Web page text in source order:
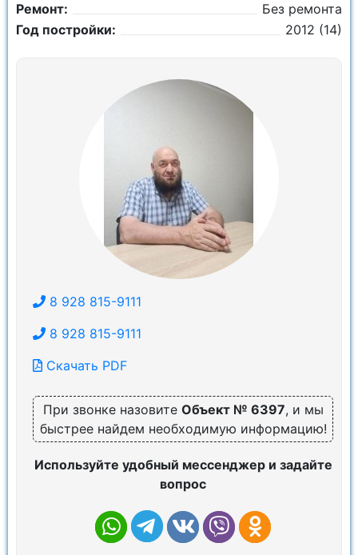
Ремонт:
Без ремонта
Год постройки:
2012 (14)
8 928 815-9111
8 928 815-9111
Скачать PDF
При звонке назовите Объект № 6397, и мы
быстрее найдем необходимую информацию!
Используйте удобный мессенджер и задайте
вопрос